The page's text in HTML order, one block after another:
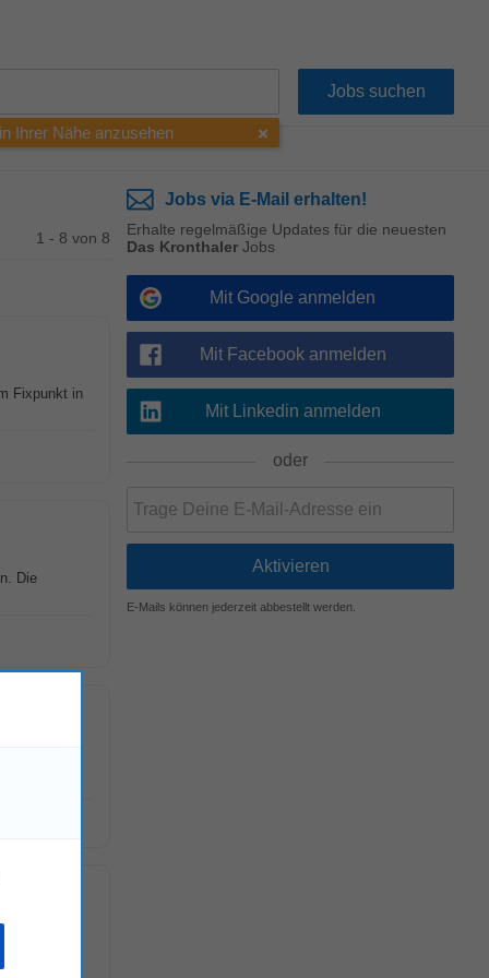
Ihrer Nähe anzusehen
1 - 8 von 8
Fixpunkt in
Die
Jobs via E-Mail erhalten!
Erhalte regelmäßige Updates für die neuesten
Das Kronthaler Jobs
Mit Google anmelden
Mit Facebook anmelden
Mit Linkedin anmelden
oder
E-Mails können jederzeit abbestellt werden.